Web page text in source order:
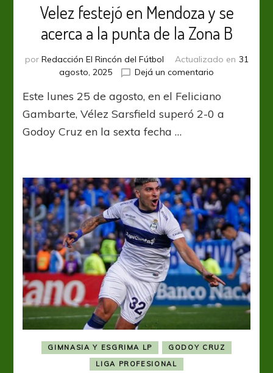
Velez festejó en Mendoza y se
acerca a la punta de la Zona B
por Redacción El Rincón del Fútbol Actualizado en 31
agosto, 2025
Dejá un comentario
festejó
en
la
punta
de
la
Zona
B
Este lunes 25 de agosto, en el Feliciano
Gambarte, Vélez Sarsfield superó 2-0 a
Godoy Cruz en la sexta fecha …
GIMNASIA Y ESGRIMA LP
GODOY CRUZ
LIGA PROFESIONAL